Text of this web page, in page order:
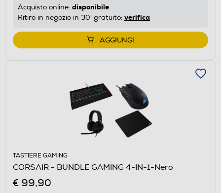
Acquisto online: disponibile
Ritiro in negozio in 30' gratuito: verifica
AGGIUNGI
TASTIERE GAMING
CORSAIR - BUNDLE GAMING 4-IN-1-Nero
€ 99,90